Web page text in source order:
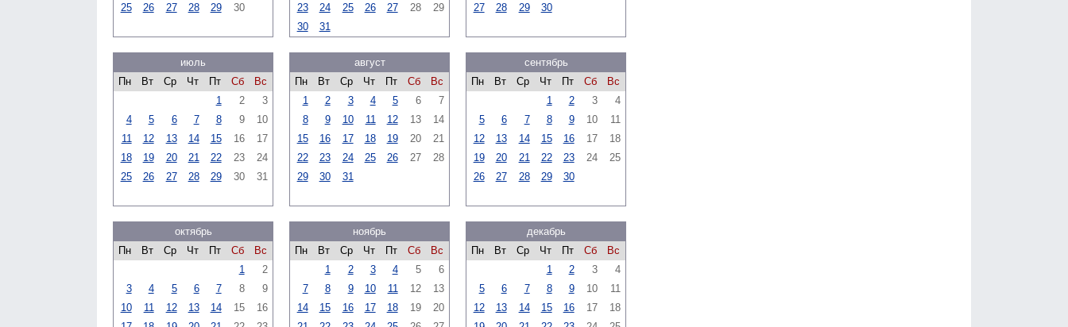
25
26 27 28 29 30
23
24 25 26 27 28
29
30
31
27
28 29 30
июль
Пн
Вт Ср Чт Пт Сб
Вс
1
2
3
4
5 6 7 8 9
10
11
12 13 14 15 16
17
18
19 20 21 22 23
24
25
26 27 28 29 30 31
август
Пн
Вт Ср Чт Пт Сб
Вс
1
2 3 4 5 6
7
8
9 10 11 12 13
14
15
16 17 18 19 20
21
22
23 24 25 26 27
28
29
30 31
сентябрь
Пн
Вт Ср Чт Пт Сб
Вс
1
2 3
4
5
6 7 8 9 10
11
12
13 14 15 16 17
18
19
20 21 22 23 24
25
26
27 28 29 30
октябрь
Пн
Вт Ср Чт Пт Сб
Вс
1
2
3
4 5 6 7 8
9
10
11 12 13 14 15
16
ноябрь
Пн
Вт Ср Чт Пт Сб
Вс
1
2 3 4 5
6
7
8 9 10 11 12
13
14
15 16 17 18 19
20
декабрь
Пн
Вт Ср Чт Пт Сб
Вс
1
2 3
4
5
6 7 8 9 10
11
12
13 14 15 16 17
18